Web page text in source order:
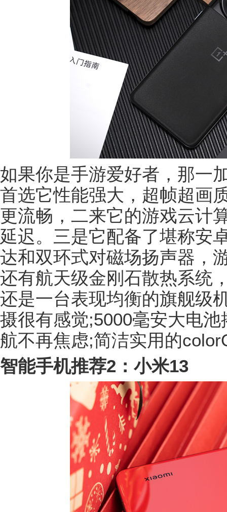
如果你是手游爱好者，那一
首选它性能强大，超帧超画
更流畅，二来它的游戏云计
延迟。三是它配备了堪称安
达和双环式对磁场扬声器，
还有航天级金刚石散热系统
还是一台表现均衡的旗舰级
摄很有感觉;5000毫安大电
航不再焦虑;简洁实用的
智能手机推荐2：小米13